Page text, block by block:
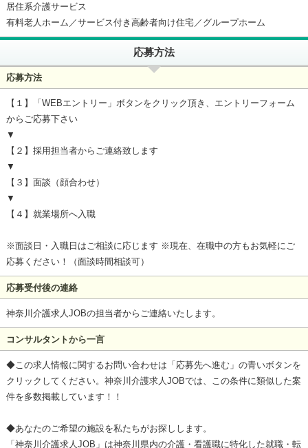
居住系介護サービス
有料老人ホーム／サービス付き高齢者向け住宅／グループホーム
応募方法
応募方法
【１】「WEBエントリー」ボタンをクリック頂き、エントリーフォーム
からご応募下さい
▼
【２】採用担当者からご連絡致します
▼
【３】面談（顔合わせ）
▼
【４】就業場所へ入職
※面談日・入職日はご相談に応じます ※現在、在職中の方もお気軽にご
応募ください！（面談時間相談可）
応募受付後の連絡
神奈川介護求人JOBの担当者からご連絡いたします。
コンサルタントから一言
◆この求人情報に関するお問い合わせは「応募先へ進む」の青いボタンを
クリックしてください。神奈川介護求人JOBでは、この条件に類似した案
件を多数掲載しています！！
◆あなたのご希望の施設を私たちがお探しします。
「神奈川介護求人JOB」は神奈川県内の介護・看護職に特化した就職・転